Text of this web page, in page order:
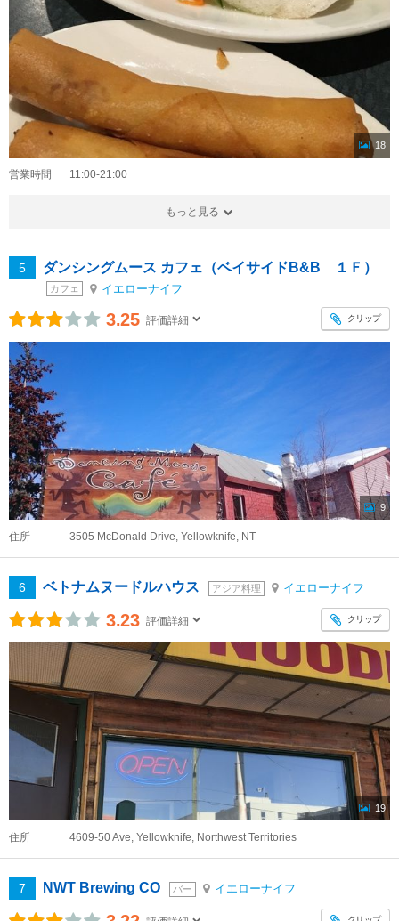
18
営業時間 11:00-21:00
もっと見る
5 ダンシングムース カフェ（ベイサイドB&B １Ｆ）
カフェ イエローナイフ
3.25 評価詳細 クリップ
9
住所 3505 McDonald Drive, Yellowknife, NT
6 ベトナムヌードルハウス アジア料理 イエローナイフ
3.23 評価詳細 クリップ
19
住所 4609-50 Ave, Yellowknife, Northwest Territories
7 NWT Brewing CO バー イエローナイフ